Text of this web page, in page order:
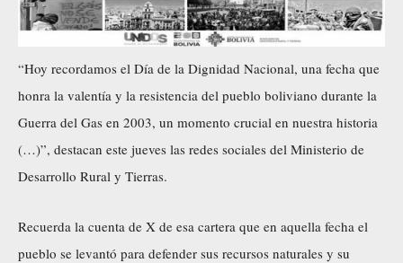
“Hoy recordamos el Día de la Dignidad Nacional, una fecha que
honra la valentía y la resistencia del pueblo boliviano durante la
Guerra del Gas en 2003, un momento crucial en nuestra historia
(…)”, destacan este jueves las redes sociales del Ministerio de
Desarrollo Rural y Tierras.
Recuerda la cuenta de X de esa cartera que en aquella fecha el
pueblo se levantó para defender sus recursos naturales y su